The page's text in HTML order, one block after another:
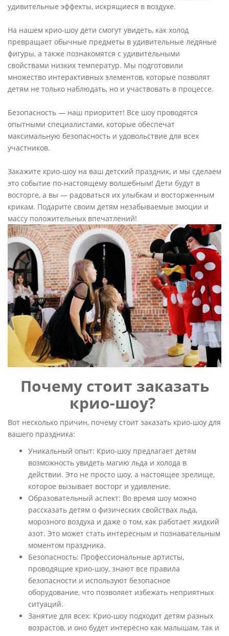
удивительные эффекты, искрящиеся в воздухе.
На нашем крио-шоу дети смогут увидеть, как холод
превращает обычные предметы в удивительные ледяные
фигуры, а также познакомятся с удивительными
свойствами низких температур. Мы подготовили
множество интерактивных элементов, которые позволят
детям не только наблюдать, но и участвовать в процессе.
Безопасность — наш приоритет! Все шоу проводятся
опытными специалистами, которые обеспечат
максимальную безопасность и удовольствие для всех
участников.
Закажите крио-шоу на ваш детский праздник, и мы сделаем
это событие по-настоящему волшебным! Дети будут в
восторге, а вы — радоваться их улыбкам и восторженным
крикам. Подарите своим детям незабываемые эмоции и
массу положительных впечатлений!
Почему стоит заказать
крио-шоу?
Вот несколько причин, почему стоит заказать крио-шоу для
вашего праздника:
Уникальный опыт: Крио-шоу предлагает детям
возможность увидеть магию льда и холода в
действии. Это не просто шоу, а настоящее зрелище,
которое вызывает восторг и удивление.
Образовательный аспект: Во время шоу можно
рассказать детям о физических свойствах льда,
морозного воздуха и даже о том, как работает жидкий
азот. Это может стать интересным и познавательным
моментом праздника.
Безопасность: Профессиональные артисты,
проводящие крио-шоу, знают все правила
безопасности и используют безопасное
оборудование, что позволяет избежать неприятных
ситуаций.
Занятие для всех: Крио-шоу подходит детям разных
возрастов, и оно будет интересно как малышам, так и